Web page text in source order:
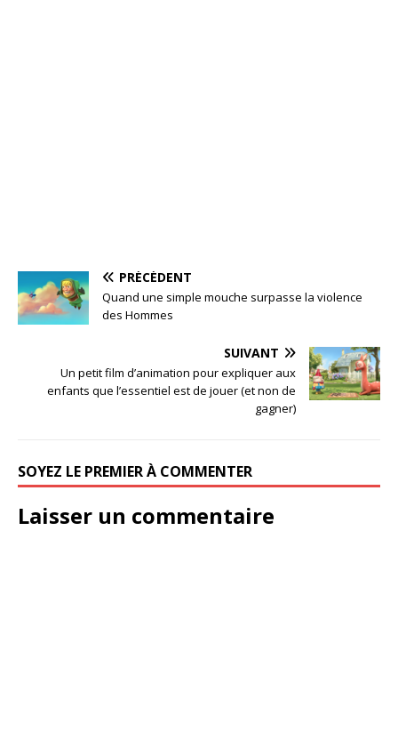
PRÉCÉDENT
Quand une simple mouche surpasse la violence
des Hommes
SUIVANT
Un petit film d’animation pour expliquer aux
enfants que l’essentiel est de jouer (et non de
gagner)
SOYEZ LE PREMIER À COMMENTER
Laisser un commentaire